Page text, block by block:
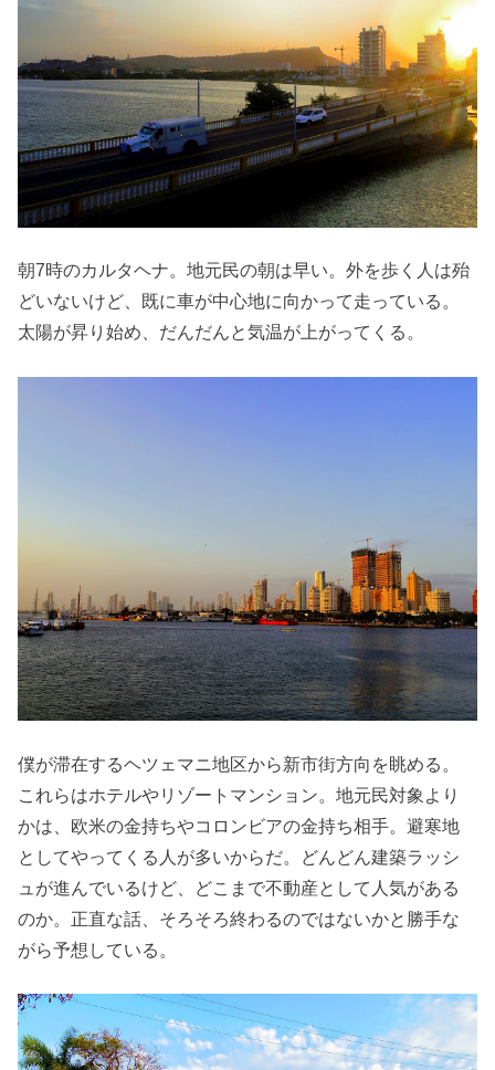
朝7時のカルタヘナ。地元民の朝は早い。外を歩く人は殆
どいないけど、既に車が中心地に向かって走っている。
太陽が昇り始め、だんだんと気温が上がってくる。
僕が滞在するヘツェマニ地区から新市街方向を眺める。
これらはホテルやリゾートマンション。地元民対象より
かは、欧米の金持ちやコロンビアの金持ち相手。避寒地
としてやってくる人が多いからだ。どんどん建築ラッシ
ュが進んでいるけど、どこまで不動産として人気がある
のか。正直な話、そろそろ終わるのではないかと勝手な
がら予想している。